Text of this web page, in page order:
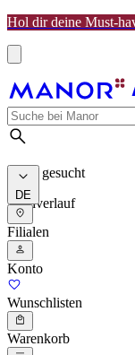
Hol dir deine Must-
Meist gesucht
Suchverlauf
DE
Filialen
Konto
Wunschlisten
Warenkorb